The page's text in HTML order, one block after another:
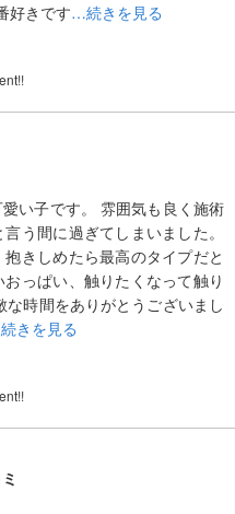
好きです…続きを見る
い子です。 雰囲気も良く施術
う間に過ぎてしまいました。
きしめたら最高のタイプだと
っぱい、触りたくなって触り
時間をありがとうございまし
きを見る